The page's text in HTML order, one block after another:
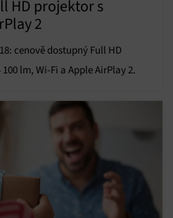
z jiných zdrojů
Identifikace
přenášených
a zjišťování
HD projektor s
2
cenově dostupný Full HD
lm, Wi-Fi a Apple AirPlay 2.